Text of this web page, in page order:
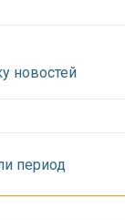
новостей
период